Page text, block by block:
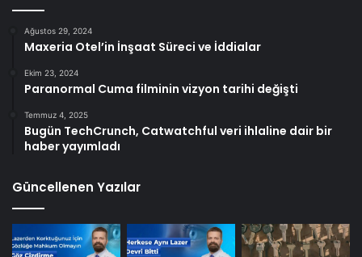
Ağustos 29, 2024
Maxeria Otel’in İnşaat Süreci ve İddialar
Ekim 23, 2024
Paranormal Cuma filminin vizyon tarihi değişti
Temmuz 4, 2025
Bugün TechCrunch, Catwatchful veri ihlaline dair bir
haber yayımladı
Güncellenen Yazılar